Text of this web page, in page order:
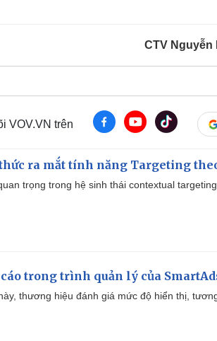
CTV Nguyễn
VOV.VN trên
ra mắt tính năng Targeting
trọng trong hệ sinh thái contextual targeting.
cáo trong trình quản lý của
thương hiệu đánh giá mức độ hiển thị,